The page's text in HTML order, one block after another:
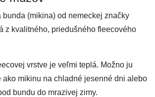
bunda (mikina) od nemeckej značky
z kvalitného, priedušného fleecového
vrstve je veľmi teplá. Možno ju
ako mikinu na chladné jesenné dni alebo
bundu do mrazivej zimy.